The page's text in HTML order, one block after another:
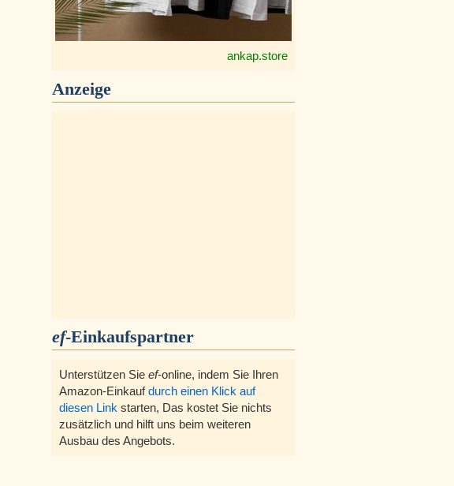
ankap.store
Anzeige
ef-Einkaufspartner
Unterstützen Sie ef-online, indem Sie Ihren
Amazon-Einkaufdurch einen Klick auf
diesen Link starten, Das kostet Sie nichts
zusätzlich und hilft uns beim weiteren
Ausbau des Angebots.